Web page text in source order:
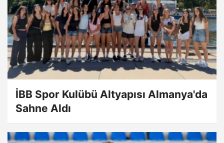
İBB Spor Kulübü Altyapısı Almanya'da
Sahne Aldı